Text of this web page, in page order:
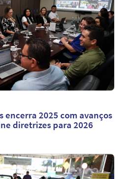
2025 com avanços
diretrizes para 2026